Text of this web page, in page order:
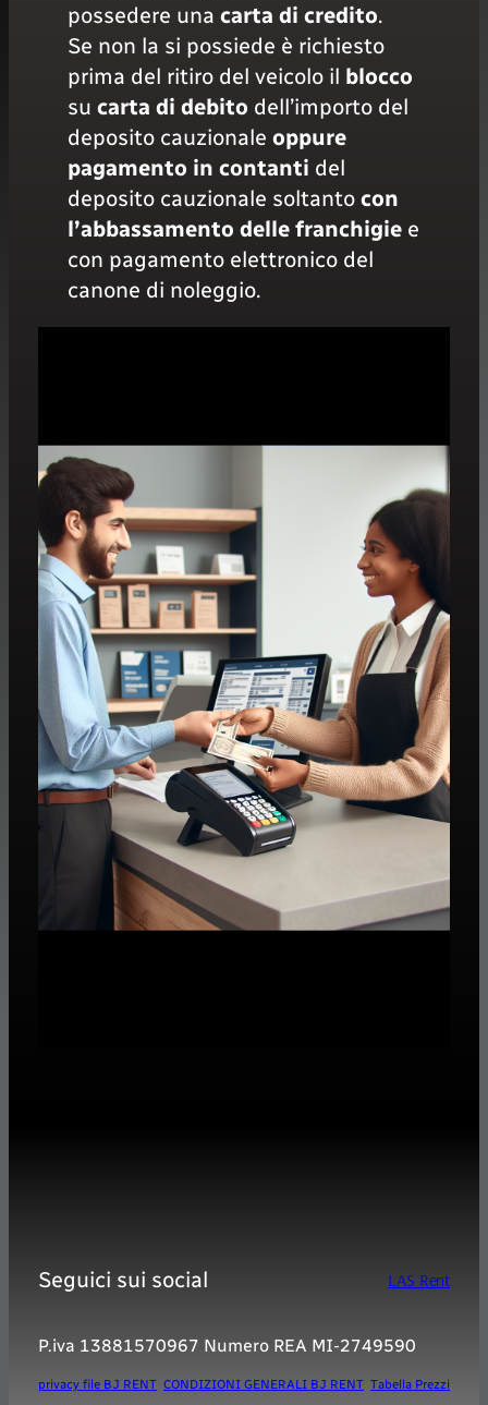
possedere una carta di credito.
Se non la si possiede è richiesto
prima del ritiro del veicolo il blocco
su carta di debito dell’importo del
deposito cauzionale oppure
pagamento in contanti del
deposito cauzionale soltanto con
l’abbassamento delle franchigiee
con pagamento elettronico del
canone di noleggio.
Seguici sui social LAS Rent
P.iva 13881570967 Numero REA MI-2749590
privacy file BJ RENT CONDIZIONI GENERALI BJ RENT Tabella Prezzi